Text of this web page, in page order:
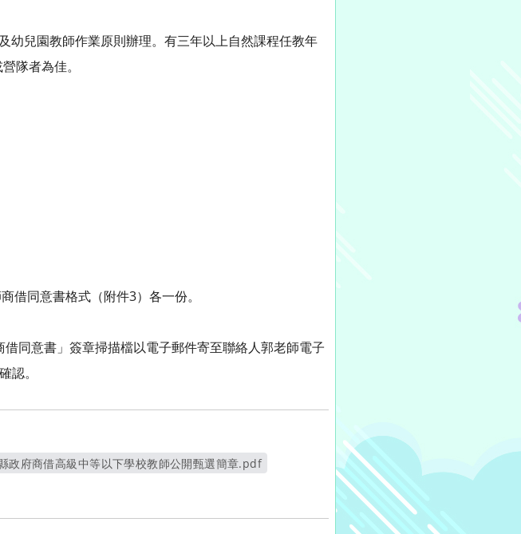
幼兒園教師作業原則辦理。有三年以上自然課程任教年
隊者為佳。
借同意書格式（附件3）各一份。
同意書」簽章掃描檔以電子郵件寄至聯絡人郭老師電子
認。
政府商借高級中等以下學校教師公開甄選簡章.pdf